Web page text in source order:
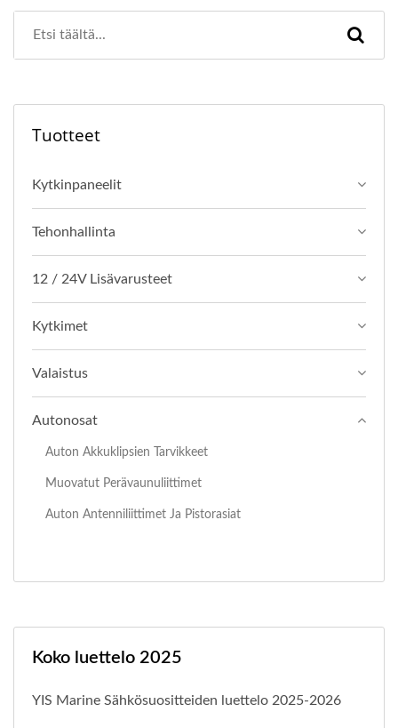
Tuotteet
Kytkinpaneelit
Tehonhallinta
12 / 24V Lisävarusteet
Kytkimet
Valaistus
Autonosat
Auton Akkuklipsien Tarvikkeet
Muovatut Perävaunuliittimet
Auton Antenniliittimet Ja Pistorasiat
Koko luettelo 2025
YIS Marine Sähkösuositteiden luettelo 2025-2026